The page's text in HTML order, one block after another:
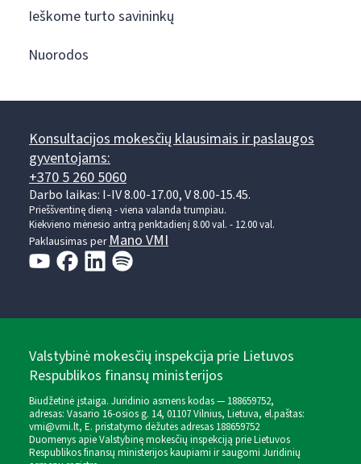
Ieškome turto savininkų
Nuorodos
Konsultacijos mokesčių klausimais ir paslaugos
gyventojams:
+370 5 260 5060
Darbo laikas: I-IV 8.00-17.00, V 8.00-15.45.
Prieššventinę dieną - viena valanda trumpiau.
Kiekvieno mėnesio antrą penktadienį 8.00 val. - 12.00 val.
Paklausimas perMano VMI
Valstybinė mokesčių inspekcija prie Lietuvos
Respublikos finansų ministerijos
Biudžetinė įstaiga. Juridinio asmens kodas — 188659752,
adresas: Vasario 16-osios g. 14, 01107 Vilnius, Lietuva, el.paštas:
vmi@vmi.lt, E. pristatymo dėžutės adresas 188659752
Duomenys apie Valstybinę mokesčių inspekciją prie Lietuvos
Respublikos finansų ministerijos kaupiami ir saugomi Juridinių